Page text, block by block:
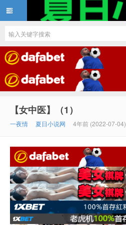
夏日小说
【女中医】（1）
一夜情 夏日小说网 4年前 (2022-07-04)